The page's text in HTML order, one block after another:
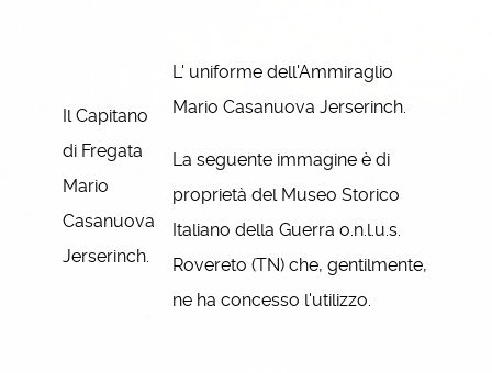
Il Capitano
di Fregata
Mario
Casanuova
Jerserinch.
L' uniforme dell'Ammiraglio
Mario Casanuova Jerserinch.
La seguente immagine è di
proprietà del Museo Storico
Italiano della Guerra o.n.l.u.s.
Rovereto (TN) che, gentilmente,
ne ha concesso l'utilizzo.